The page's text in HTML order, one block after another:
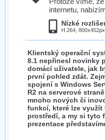
internetu,
Nízké
H.264,
Klientský operační
8.1 nepřinesl novinky
domácí uživatele, jak
první pohled zdát.
spojení s Windows
R2 na serverové
mnoho nových či
funkcí, které lze využít
prostředí, a my si tyto
prezentace